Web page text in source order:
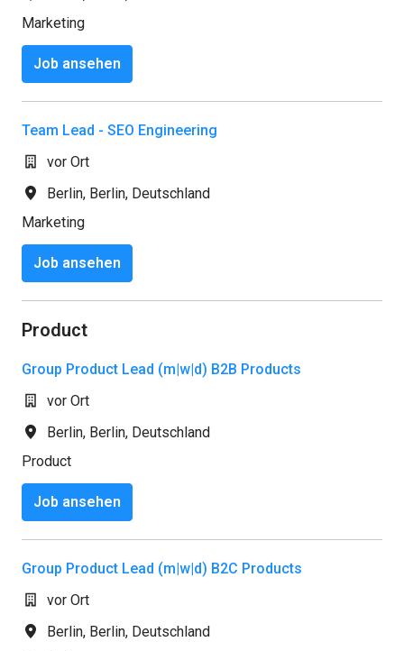
Marketing
Job ansehen
Team Lead - SEO Engineering
vor Ort
Berlin, Berlin, Deutschland
Marketing
Job ansehen
Product
Group Product Lead (m|w|d) B2B Products
vor Ort
Berlin, Berlin, Deutschland
Product
Job ansehen
Group Product Lead (m|w|d) B2C Products
vor Ort
Berlin, Berlin, Deutschland